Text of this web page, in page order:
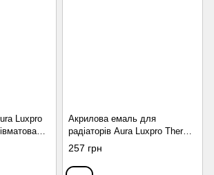
Luxpro
Акрилова емаль для
радіаторів Aura Luxpro Thermo
0.45л
257 грн